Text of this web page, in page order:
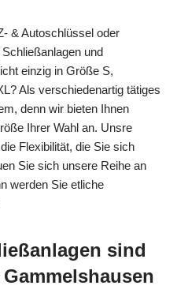
& Autoschlüssel oder
und
einzig in Größe S,
Als verschiedenartig tätiges
denn wir bieten Ihnen
Ihrer Wahl an. Unsre
Flexibilität, die Sie sich
Sie sich unsere Reihe an
werden Sie etliche
sind